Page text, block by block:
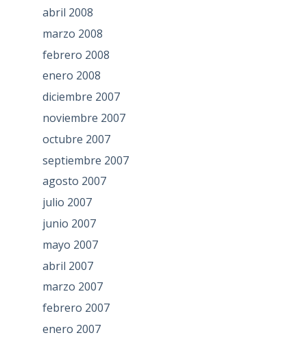
abril 2008
marzo 2008
febrero 2008
enero 2008
diciembre 2007
noviembre 2007
octubre 2007
septiembre 2007
agosto 2007
julio 2007
junio 2007
mayo 2007
abril 2007
marzo 2007
febrero 2007
enero 2007